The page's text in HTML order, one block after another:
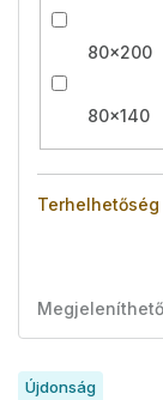
80x200
80x140
Terhelhetőség
TÚjdonság